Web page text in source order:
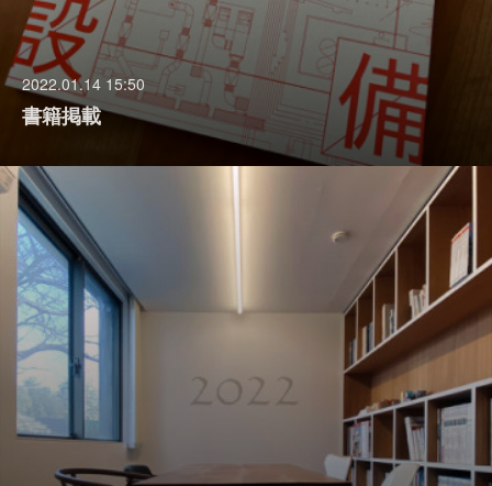
2022.01.14 15:50
書籍掲載